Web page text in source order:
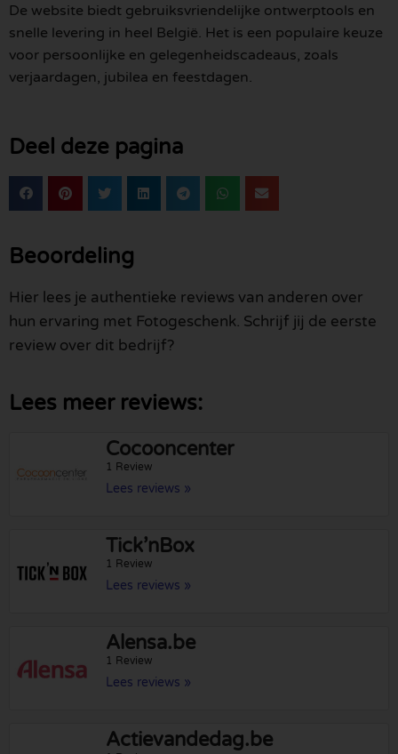
De website biedt gebruiksvriendelijke ontwerptools en
snelle levering in heel België. Het is een populaire keuze
voor persoonlijke en gelegenheidscadeaus, zoals
verjaardagen, jubilea en feestdagen.
Deel deze pagina
Beoordeling
Hier lees je authentieke reviews van anderen over
hun ervaring met Fotogeschenk. Schrijf jij de eerste
review over dit bedrijf?
Lees meer reviews:
Cocooncenter
1 Review
Lees reviews »
Tick’nBox
1 Review
Lees reviews »
Alensa.be
1 Review
Lees reviews »
Actievandedag.be